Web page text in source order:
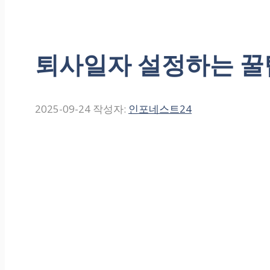
퇴사일자 설정하는
2025-09-24 작성자: 인포네스트24